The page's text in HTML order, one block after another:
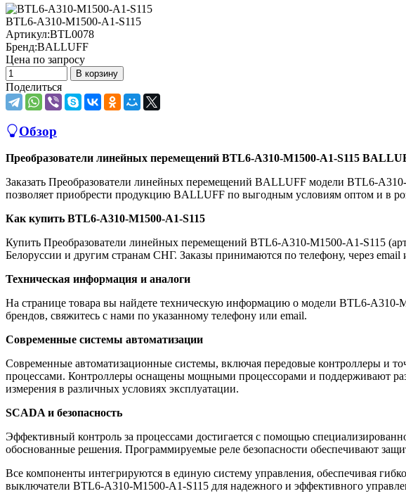
BTL6-A310-M1500-A1-S115
Артикул:BTL0078
Бренд:BALLUFF
Цена по запросу
В корзину
Поделиться
Обзор
Преобразователи линейных перемещений BTL6-A310-M1500-A1-S115
Заказать Преобразователи линейных перемещений BALLUFF модели BTL6-
позволяет приобрести продукцию BALLUFF по выгодным условиям оптом и в
Как купить BTL6-A310-M1500-A1-S115
Купить Преобразователи линейных перемещений BTL6-A310-M1500-A1-S115
Белоруссии и другим странам СНГ. Заказы принимаются по телефону, через email
Техническая информация и аналоги
На странице товара вы найдете техническую информацию о модели BTL6-A310-
брендов, свяжитесь с нами по указанному телефону или email.
Современные системы автоматизации
Современные автоматизационные системы, включая передовые контроллеры и
процессами. Контроллеры оснащены мощными процессорами и поддерживают
измерения в различных условиях эксплуатации.
SCADA и безопасность
Эффективный контроль за процессами достигается с помощью
обоснованные решения. Программируемые реле безопасности обеспечивают
Все компоненты интегрируются в единую систему управления, обеспечивая
выключатели BTL6-A310-M1500-A1-S115 для надежного и эффективного